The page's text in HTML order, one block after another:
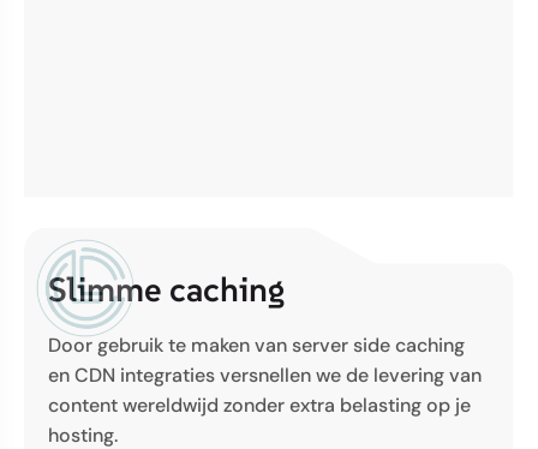
Slimme caching
Door gebruik te maken van server side caching
en CDN integraties versnellen we de levering van
content wereldwijd zonder extra belasting op je
hosting.